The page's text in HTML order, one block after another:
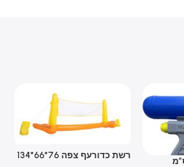
רשת כדורעף צפה 76*66*134
שער